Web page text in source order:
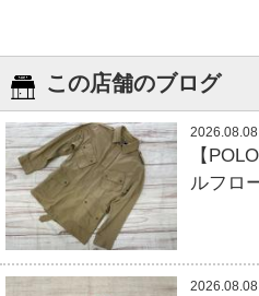
この店舗のブログ
2026.08.08
【
ルフロ
2026.08.08